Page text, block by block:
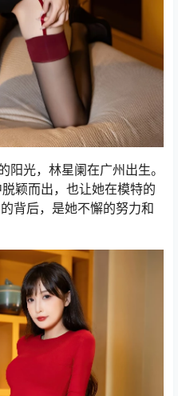
阳光，林星阑在广州出生。
颖而出，也让她在模特的
背后，是她不懈的努力和